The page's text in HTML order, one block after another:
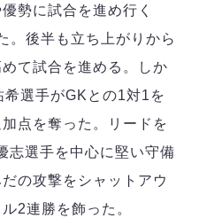
勢に試合を進め行く
。後半も立ち上がりから
て試合を進める。しか
選手がGKとの1対1を
点を奪った。リードを
志選手を中心に堅い守備
の攻撃をシャットアウ
2連勝を飾った。